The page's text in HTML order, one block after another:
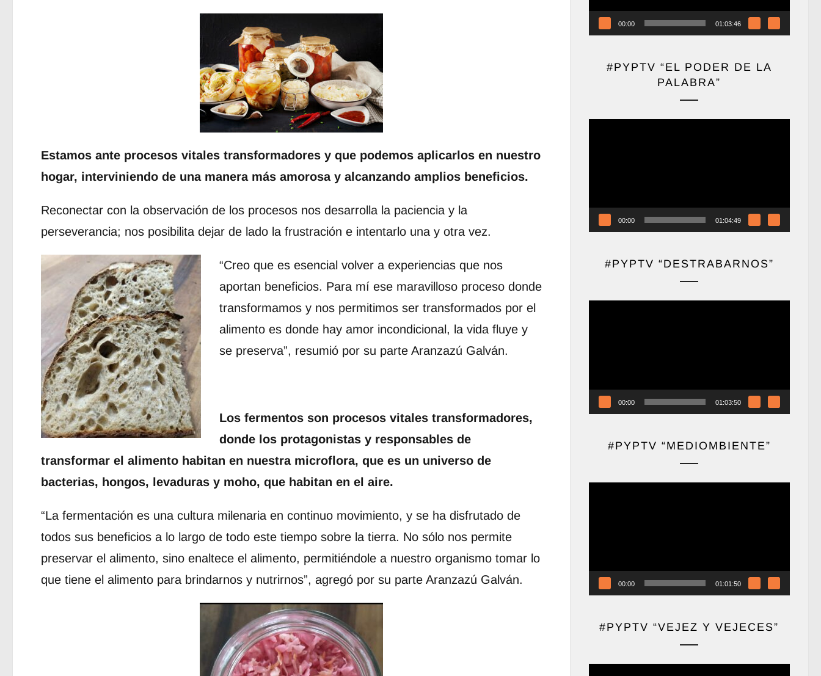
Estamos ante procesos vitales transformadores y que podemos aplicarlos en nuestro
hogar, interviniendo de una manera más amorosa y alcanzando amplios beneficios.
Reconectar con la observación de los procesos nos desarrolla la paciencia y la
perseverancia; nos posibilita dejar de lado la frustración e intentarlo una y otra vez.
“Creo que es esencial volver a experiencias que nos
aportan beneficios. Para mí ese maravilloso proceso donde
transformamos y nos permitimos ser transformados por el
alimento es donde hay amor incondicional, la vida fluye y
se preserva”, resumió por su parte Aranzazú Galván.
Los fermentos son procesos vitales transformadores,
donde los protagonistas y responsables de
transformar el alimento habitan en nuestra microflora, que es un universo de
bacterias, hongos, levaduras y moho, que habitan en el aire.
“La fermentación es una cultura milenaria en continuo movimiento, y se ha disfrutado de
todos sus beneficios a lo largo de todo este tiempo sobre la tierra. No sólo nos permite
preservar el alimento, sino enaltece el alimento, permitiéndole a nuestro organismo tomar lo
que tiene el alimento para brindarnos y nutrirnos”, agregó por su parte Aranzazú Galván.
00:00 01:03:46
#PYPTV “EL PODER DE LA
PALABRA”
00:00 01:04:49
#PYPTV “DESTRABARNOS”
00:00 01:03:50
#PYPTV “MEDIOMBIENTE”
00:00 01:01:50
#PYPTV “VEJEZ Y VEJECES”